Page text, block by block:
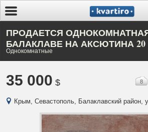
ПРОДАЕТСЯ
БАЛАКЛАВЕ НА АКСЮТИНА 20
Однокомнатные
35 000 $ 8
Крым, Севастополь, Балаклавский район,